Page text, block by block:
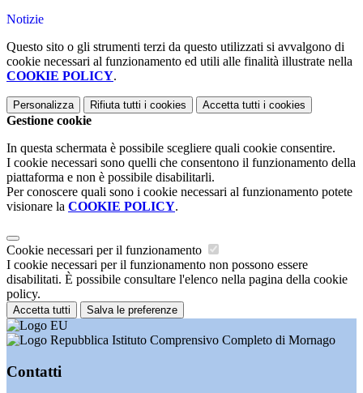
Notizie
Questo sito o gli strumenti terzi da questo utilizzati si avvalgono di
cookie necessari al funzionamento ed utili alle finalità illustrate nella
COOKIE POLICY.
Personalizza Rifiuta tutti i cookies Accetta tutti i cookies
Gestione cookie
In questa schermata è possibile scegliere quali cookie consentire.
I cookie necessari sono quelli che consentono il funzionamento della
piattaforma e non è possibile disabilitarli.
Per conoscere quali sono i cookie necessari al funzionamento potete
visionare la COOKIE POLICY.
Cookie necessari per il funzionamento
I cookie necessari per il funzionamento non possono essere
disabilitati. È possibile consultare l'elenco nella pagina della cookie
policy.
Accetta tutti Salva le preferenze
Istituto Comprensivo Completo di Mornago
Contatti